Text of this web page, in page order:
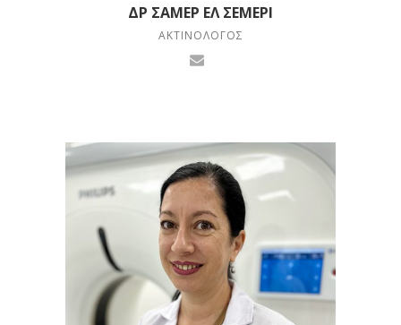
ΔΡ ΣΆΜΕΡ ΕΛ ΣΕΜΈΡΙ
ΑΚΤΙΝΟΛΌΓΟΣ